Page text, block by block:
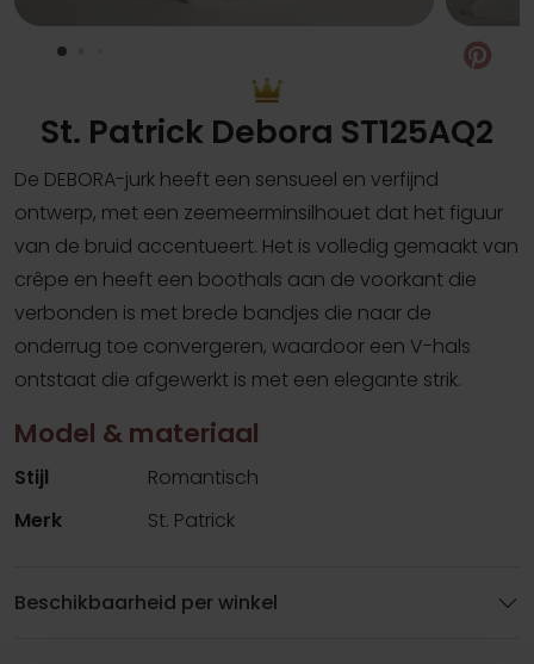
St. Patrick Debora ST125AQ2
De DEBORA-jurk heeft een sensueel en verfijnd
ontwerp, met een zeemeerminsilhouet dat het figuur
van de bruid accentueert. Het is volledig gemaakt van
crêpe en heeft een boothals aan de voorkant die
verbonden is met brede bandjes die naar de
onderrug toe convergeren, waardoor een V-hals
ontstaat die afgewerkt is met een elegante strik.
Model & materiaal
Stijl
Romantisch
Merk
St. Patrick
Beschikbaarheid per winkel